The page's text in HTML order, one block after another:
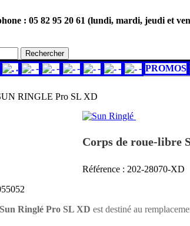
: 05 82 95 20 61 (lundi, mardi, jeudi et
Rechercher
. - - - - - - PROMOS
Corps de roue-libre
Référence : 202-28070-XD
Ringlé Pro SL XD est destiné au